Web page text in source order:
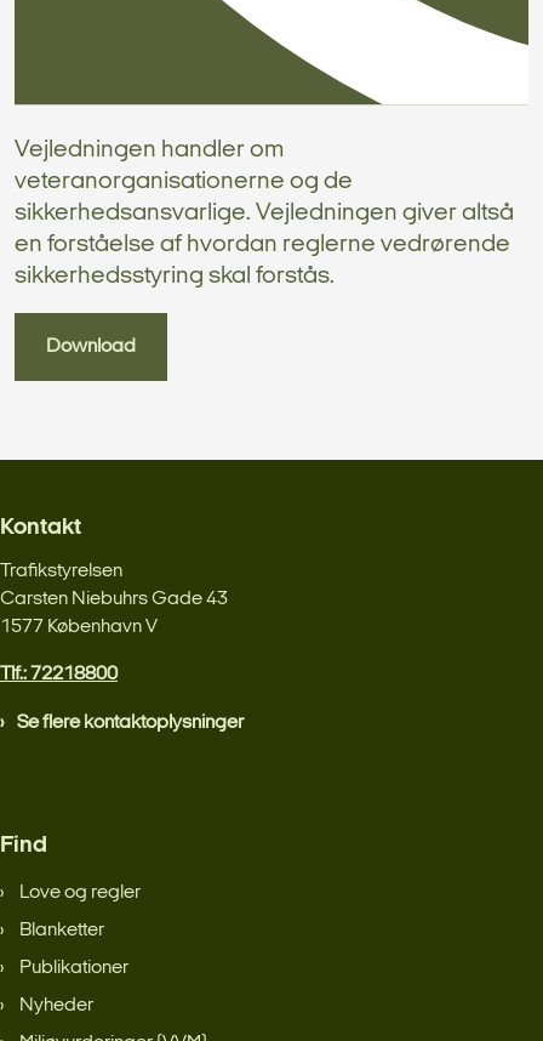
Vejledningen handler om
veteranorganisationerne og de
sikkerhedsansvarlige. Vejledningen giver altså
en forståelse af hvordan reglerne vedrørende
sikkerhedsstyring skal forstås.
Download
Kontakt
Trafikstyrelsen
Carsten Niebuhrs Gade 43
1577 København V
Tlf.: 72218800
Se flere kontaktoplysninger
Find
Love og regler
Blanketter
Publikationer
Nyheder